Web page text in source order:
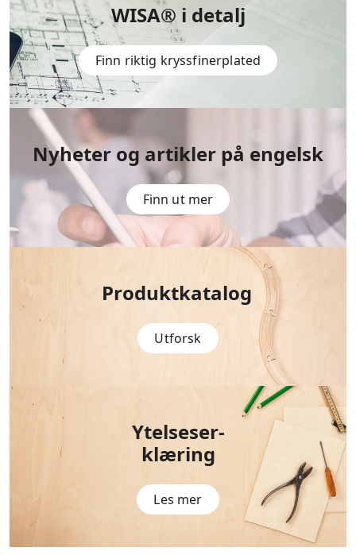
WISA® i detalj
Finn riktig kryssfinerplated
Nyheter og artikler på engelsk
Finn ut mer
Produktkatalog
Utforsk
Ytelseser-
klæring
Les mer